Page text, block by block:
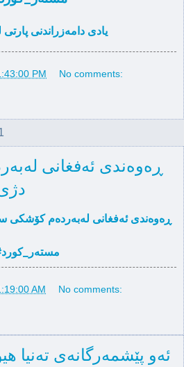
یادی دامه‌زراندنی
PM No comments:
ڕه‌وه‌ندی ئه‌فغانی
ڕه‌وه‌ندی ئه‌فغانی له‌به‌رده‌م كۆشكی سپی دژی ئێران و پاكستانن
#مسته‌ر_كورد
AM No comments:
ئه‌و پێشمه‌رگانه‌ی ته‌نیا